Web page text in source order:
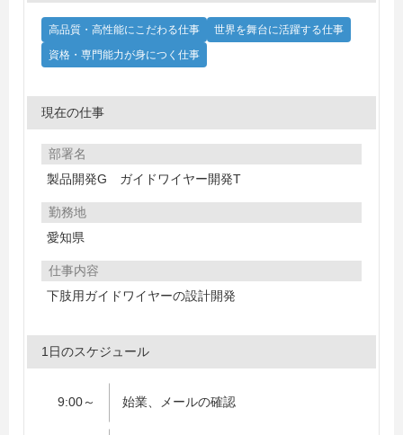
高品質・高性能にこだわる仕事
世界を舞台に活躍する仕事
資格・専門能力が身につく仕事
現在の仕事
部署名
製品開発G ガイドワイヤー開発T
勤務地
愛知県
仕事内容
下肢用ガイドワイヤーの設計開発
1日のスケジュール
9:00～ 始業、メールの確認